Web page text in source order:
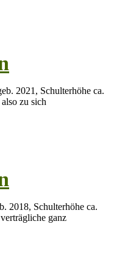
2021, Schulterhöhe ca.
zu sich
2018, Schulterhöhe ca.
ganz